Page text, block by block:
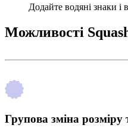
Додайте водяні знаки і
Можливості
Групова зміна розміру